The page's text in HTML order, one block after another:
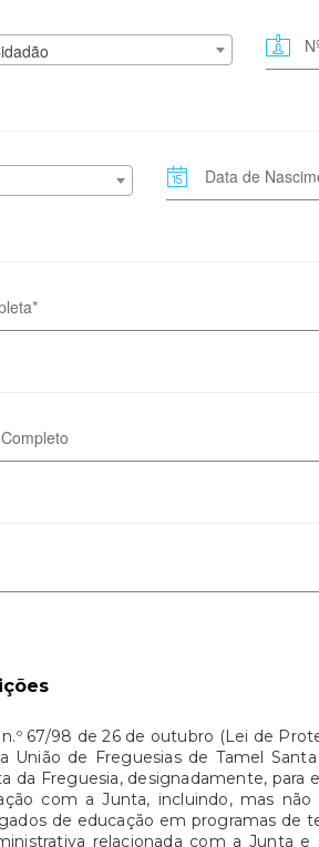
67/98 de 26 de outubro (Lei de
União de Freguesias de Tamel
da Freguesia, designadamente,
com a Junta, incluindo, mas
de educação em programas de
relacionada com a Junta